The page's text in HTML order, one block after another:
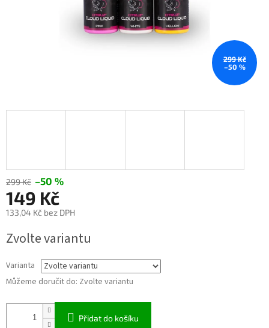
299 Kč
–50 %
299 Kč –50 %
149 Kč
133,04 Kč bez DPH
cena:
Zvolte variantu
Varianta
Můžeme doručit do: Zvolte variantu
Přidat do košíku